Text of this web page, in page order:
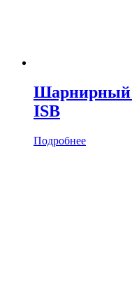
Шарнирный
ISB
Подробнее